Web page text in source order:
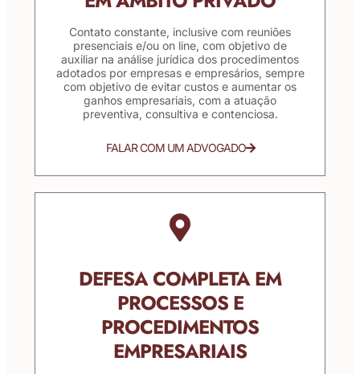
Contato constante, inclusive com reuniões
presenciais e/ou on line, com objetivo de
auxiliar na análise jurídica dos procedimentos
adotados por empresas e empresários, sempre
com objetivo de evitar custos e aumentar os
ganhos empresariais, com a atuação
preventiva, consultiva e contenciosa.
FALAR COM UM ADVOGADO
DEFESA COMPLETA EM
PROCESSOS E
PROCEDIMENTOS
EMPRESARIAIS